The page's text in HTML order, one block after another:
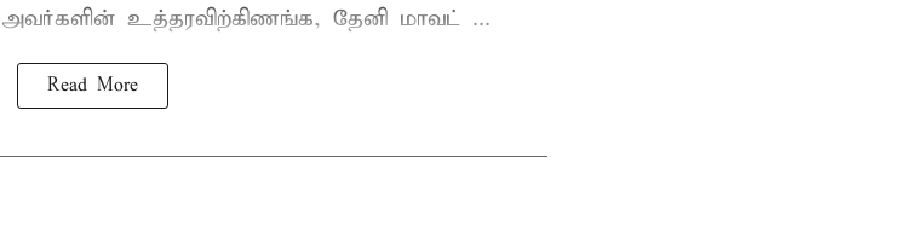
அவர்களின் உத்தரவிற்கிணங்க, தேனி மாவட் ...
Read More